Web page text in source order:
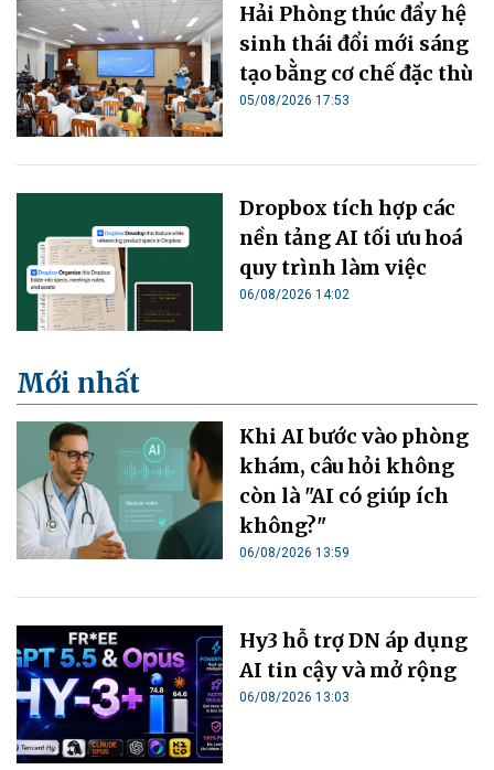
Hải Phòng thúc đẩy hệ
sinh thái đổi mới sáng
tạo bằng cơ chế đặc thù
05/08/2026 17:53
Dropbox tích hợp các
nền tảng AI tối ưu hoá
quy trình làm việc
06/08/2026 14:02
Mới nhất
Khi AI bước vào phòng
khám, câu hỏi không
còn là "AI có giúp ích
không?"
06/08/2026 13:59
Hy3 hỗ trợ DN áp dụng
AI tin cậy và mở rộng
06/08/2026 13:03